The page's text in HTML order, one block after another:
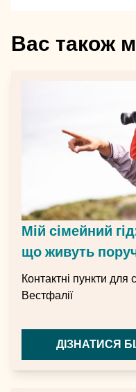
Вас також
Мій сімейний
що живуть
Контактні пункти для
Вестфалії
ДІЗНАТИСЯ